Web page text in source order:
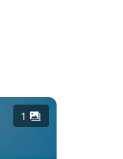
1